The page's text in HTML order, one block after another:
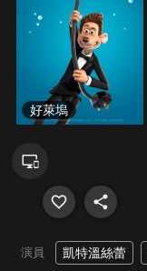
好萊塢
演員 凱特溫絲蕾